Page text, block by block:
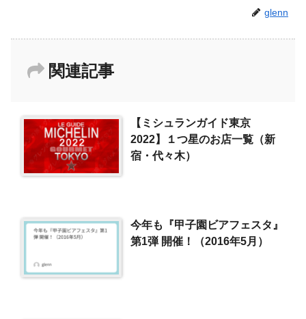
glenn
関連記事
【ミシュランガイド東京
2022】１つ星のお店一覧（新
宿・代々木）
今年も『甲子園ビアフェスタ』
第1弾 開催！（2016年5月）